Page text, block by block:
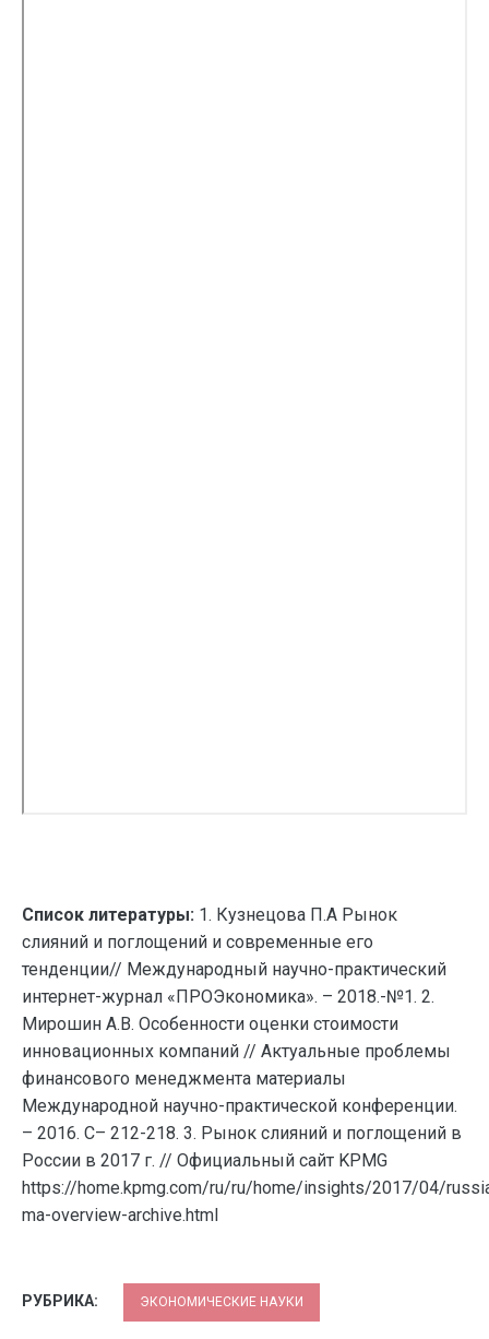
Список литературы: 1. Кузнецова П.А Рынок
слияний и поглощений и современные его
тенденции// Международный научно-практический
интернет-журнал «ПРОЭкономика». – 2018.-№1. 2.
Мирошин А.В. Особенности оценки стоимости
инновационных компаний // Актуальные проблемы
финансового менеджмента материалы
Международной научно-практической конференции.
– 2016. С– 212-218. 3. Рынок слияний и поглощений в
России в 2017 г. // Официальный сайт KPMG
https://home.kpmg.com/ru/ru/home/insights/2017/04/
ma-overview-archive.html
РУБРИКА: ЭКОНОМИЧЕСКИЕ НАУКИ